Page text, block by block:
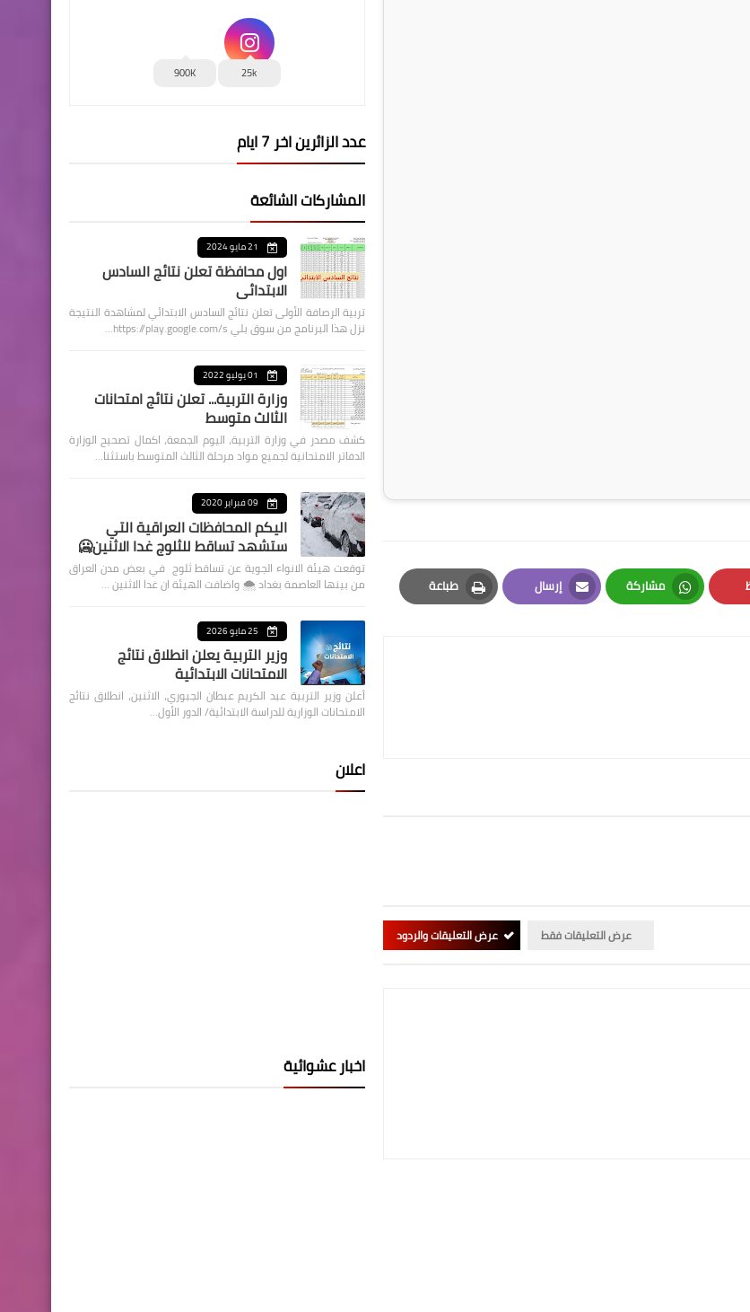
مشاركة
Whatsapp
إرسال
Email
طباعة
Print
عرض التعليقات فقط عرض التعليقات والردود
25k
900K
عدد الزائرين اخر 7 ايام
المشاركات الشائعة
21 مايو 2024
اول محافظة تعلن نتائج السادس
الابتدائي
تربية الرصافة الأولى تعلن نتائج السادس الابتدائي لمشاهدة النتيجة
نزل هذا البرنامج من سوق بلي https://play.google.com/s…
01 يوليو 2022
وزارة التربية... تعلن نتائج امتحانات
الثالث متوسط
كشف مصدر في وزارة التربية، اليوم الجمعة، اكمال تصحيح الوزارة
الدفاتر الامتحانية لجميع مواد مرحلة الثالث المتوسط باستثنا…
09 فبراير 2020
اليكم المحافظات العراقية التي
ستشهد تساقط للثلوج غدا الاثنين🥶
توقعت هيئة الانواء الجوية عن تساقط ثلوج في بعض مدن العراق
من بينها العاصمة بغداد ⁦🌨️⁩ واضافت الهيئة ان غدا الاثنين …
25 مايو 2026
وزير التربية يعلن انطلاق نتائج
الامتحانات الابتدائية
أعلن وزير التربية عبد الكريم عبطان الجبوري، الاثنين، انطلاق نتائج
الامتحانات الوزارية للدراسة الابتدائية/ الدور الأول…
اعلان
اخبار عشوائية